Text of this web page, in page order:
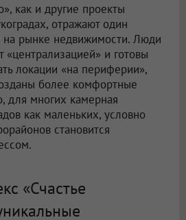
как и другие проекты
отражают один
на рынке недвижимости. Люди
и готовы
локации «на периферии»,
более комфортные
для многих камерная
как маленьких, условно
становится
«Счастье